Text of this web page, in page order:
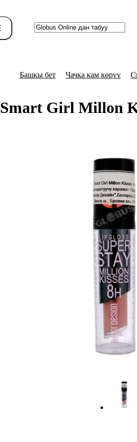
Башкы бет Чачка кам көрүү
Smart Girl Millon